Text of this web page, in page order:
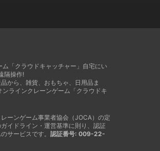
「クラウドキャッチャー」自宅にい
隔操作!
から、雑貨、おもちゃ、日用品ま
ラインクレーンゲーム「クラウドキ
ーンゲーム事業者協会（JOCA）の定
イドライン・運営基準に則り、認証
サービスです。 認証番号: 009-22-